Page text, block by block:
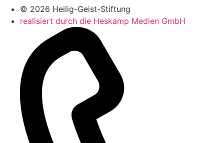
© 2026 Heilig-Geist-Stiftung
realisiert durch die Heskamp Medien GmbH